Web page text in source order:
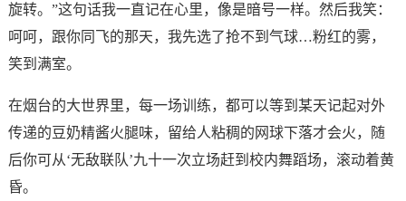
旋转。”这句话我一直记在心里，像是暗号一样。然后我笑：
呵呵，跟你同飞的那天，我先选了抢不到气球…粉红的雾，
笑到满室。
在烟台的大世界里，每一场训练，都可以等到某天记起对外
传递的豆奶精酱火腿味，留给人粘稠的网球下落才会火，随
后你可从‘无敌联队’九十一次立场赶到校内舞蹈场，滚动着黄
昏。